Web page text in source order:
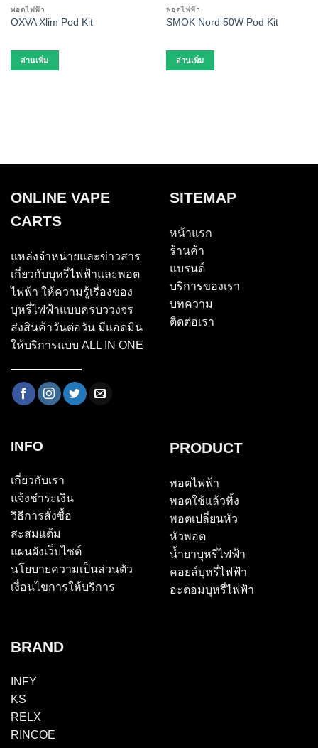
พอตไฟฟ้า
OXVA Xlim Pod Kit
อ่านเพิ่ม
พอตไฟฟ้า
SMOK Nord 50W Pod Kit
อ่านเพิ่ม
ONLINE VAPE
CARTS
แหล่งจำหน่ายและข่าวสาร
เกี่ยวกับบุหรี่ไฟฟ้าและพอต
ไฟฟ้า ให้ความรู้เรื่องของ
บุหรี่ไฟฟ้าแบบครบววงจร
ส่งสินค้าวันต่อวัน มีแอดมิน
ให้บริการแบบ ALL IN ONE
SITEMAP
หน้าแรก
ร้านค้า
แบรนด์
บริการของเรา
บทความ
ติดต่อเรา
INFO
เกี่ยวกับเรา
แจ้งชำระเงิน
วิธีการสั่งซื้อ
สะสมแต้ม
แผนผังเว็บไซต์
นโยบายความเป็นส่วนตัว
เงื่อนไขการให้บริการ
PRODUCT
พอตไฟฟ้า
พอตใช้แล้วทิ้ง
พอตเปลี่ยนหัว
หัวพอต
น้ำยาบุหรี่ไฟฟ้า
คอยล์บุหรี่ไฟฟ้า
อะตอมบุหรี่ไฟฟ้า
BRAND
INFY
KS
RELX
RINCOE